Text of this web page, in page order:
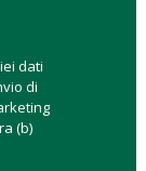
come arma
di svolta è
che
fatto, l’addio
dati
di
(b)